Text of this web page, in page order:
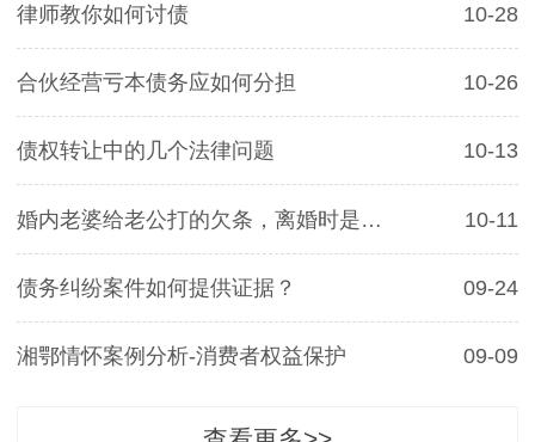
律师教你如何讨债 10-28
合伙经营亏本债务应如何分担 10-26
债权转让中的几个法律问题 10-13
婚内老婆给老公打的欠条，离婚时是否有效 10-11
债务纠纷案件如何提供证据？ 09-24
湘鄂情怀案例分析-消费者权益保护 09-09